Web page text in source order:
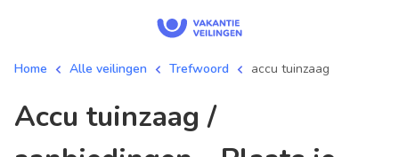
Home Alle veilingen Trefwoord accu tuinzaag
accu tuinzaag /